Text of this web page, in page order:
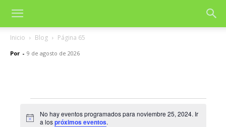
Inicio Blog Página 65
Por - 9 de agosto de 2026
Eventos
Aviso
No hay eventos programados para noviembre 25, 2024. Ir
a lospróximos eventos.